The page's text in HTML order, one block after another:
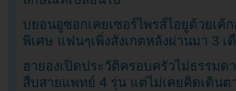
บยอนอูซอกเคยเซอร์ไพรส์ไอยูด้วยเค้ก
พิเศษ แฟนๆเพิ่งสังเกตหลังผ่านมา 3 เ
ฮายองเปิดประวัติครอบครัวไม่ธรรมดา
สืบสายแพทย์ 4 รุ่น แต่ไม่เคยคิดเดินต